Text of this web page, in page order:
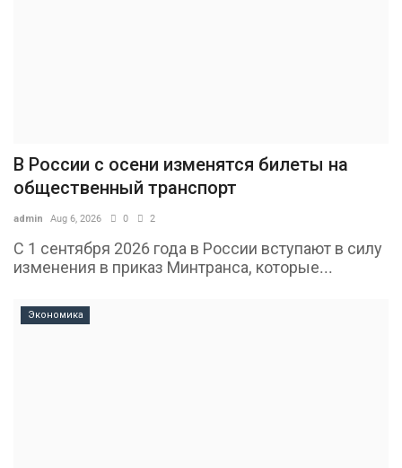
В России с осени изменятся билеты на
общественный транспорт
admin Aug 6, 2026 0 2
С 1 сентября 2026 года в России вступают в силу
изменения в приказ Минтранса, которые...
Экономика